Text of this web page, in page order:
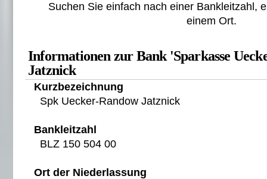
Suchen Sie einfach nach einer Bankleitzahl,
einem Ort.
Informationen zur Bank 'Sparkasse
Jatznick
Kurzbezeichnung
Spk Uecker-Randow Jatznick
Bankleitzahl
BLZ 150 504 00
Ort der Niederlassung